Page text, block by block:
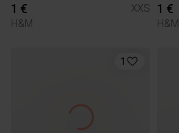
1 €
XXS
H&M
1 €
H&M
1